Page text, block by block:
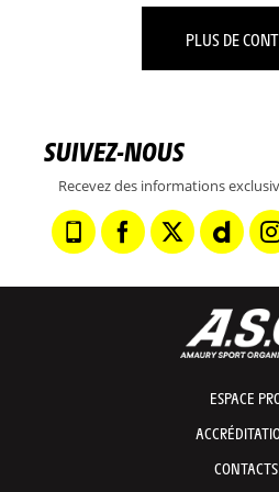
PLUS DE
SUIVEZ-NOUS
Recevez des informations
ESPACE
CONTACTS